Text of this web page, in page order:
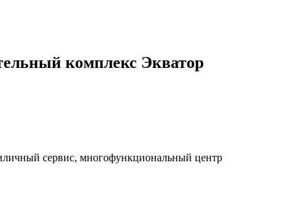
комплекс Экватор
сервис, многофункциональный центр